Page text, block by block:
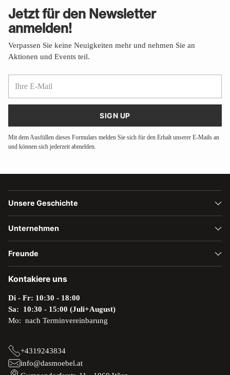
Jetzt für den Newsletter
anmelden!
Verpassen Sie keine Neuigkeiten mehr und nehmen Sie an
Aktionen und Events teil.
SIGN UP
Mit dem Ausfüllen dieses Formulars melden Sie sich für den Erhalt unserer E-Mails an
und können sich jederzeit abmelden.
Unsere Geschichte
Unternehmen
Freunde
Kontakiere uns
Di - Fr: 10:30 - 18:00
Sa: 10:30 - 15:00 (Juli+August)
Mo: nach Terminvereinbarung
+4319243834
info@dasmoebel.at